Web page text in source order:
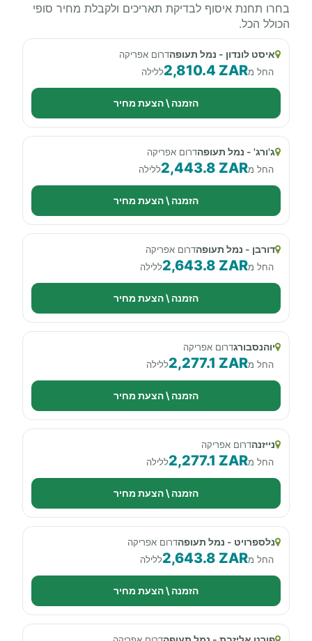
בחרו תחנת איסוף לבדיקת תאריכים ולקבלת מחיר סופי
הכולל הכל.
איסט לונדון - נמל תעופהדרום אפריקה
החל מ2,810.4 ZARללילה
הזמנה \ הצעת מחיר
ג'ורג' - נמל תעופהדרום אפריקה
החל מ2,443.8 ZARללילה
הזמנה \ הצעת מחיר
דורבן - נמל תעופהדרום אפריקה
החל מ2,643.8 ZARללילה
הזמנה \ הצעת מחיר
יוהנסבורגדרום אפריקה
החל מ2,277.1 ZARללילה
הזמנה \ הצעת מחיר
נייזנהדרום אפריקה
החל מ2,277.1 ZARללילה
הזמנה \ הצעת מחיר
נלספרויט - נמל תעופהדרום אפריקה
החל מ2,643.8 ZARללילה
הזמנה \ הצעת מחיר